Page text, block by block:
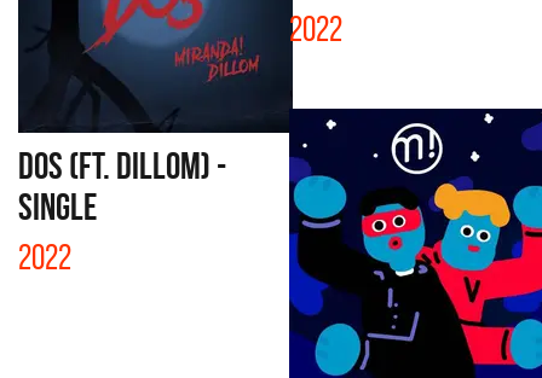
DOS (FT. DILLOM) -
SINGLE
2022
2022